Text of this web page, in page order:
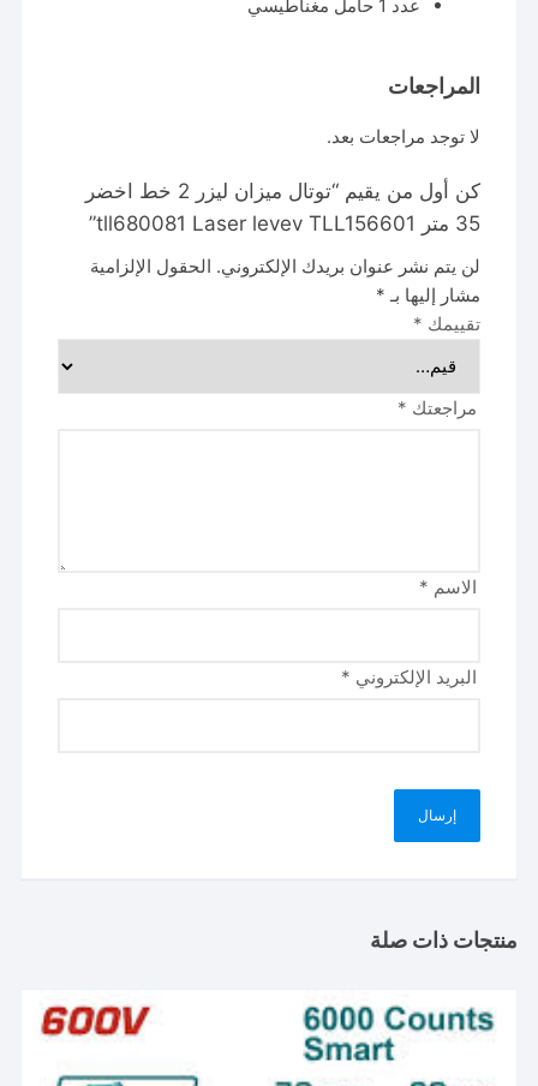
عدد 1 حامل مغناطيسي
المراجعات
لا توجد مراجعات بعد.
كن أول من يقيم “توتال ميزان ليزر 2 خط اخضر
35 متر tll680081 Laser levev TLL156601”
لن يتم نشر عنوان بريدك الإلكتروني. الحقول الإلزامية
مشار إليها بـ *
تقييمك *
مراجعتك *
الاسم *
البريد الإلكتروني *
منتجات ذات صلة